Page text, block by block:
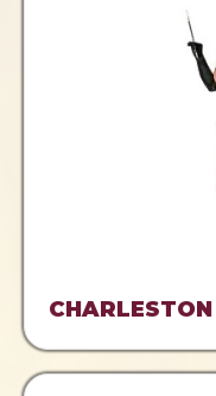
CHARLESTON